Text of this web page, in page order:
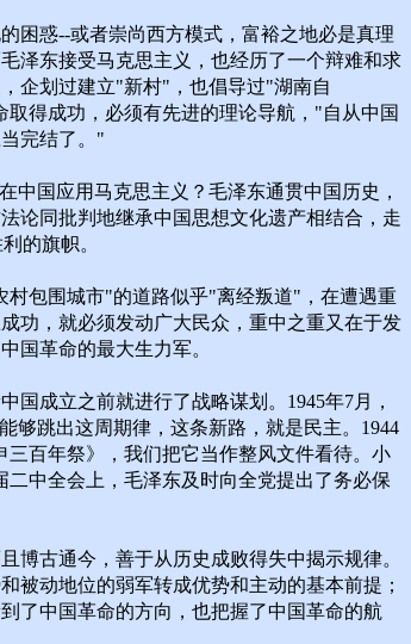
困惑--或者崇尚西方模式，富裕之地必是真理
泽东接受马克思主义，也经历了一个辩难和求
企划过建立"新村"，也倡导过"湖南自
得成功，必须有先进的理论导航，"自从中国
完结了。"
国应用马克思主义？毛泽东通贯中国历史，
论同批判地继承中国思想文化遗产相结合，走
的旗帜。
村包围城市"的道路似乎"离经叛道"，在遭遇重
功，就必须发动广大民众，重中之重又在于发
国革命的最大生力军。
成立之前就进行了战略谋划。1945年7月，
够跳出这周期律，这条新路，就是民主。1944
百年祭》，我们把它当作整风文件看待。小
中全会上，毛泽东及时向全党提出了务必保
博古通今，善于从历史成败得失中揭示规律。
被动地位的弱军转成优势和主动的基本前提；
了中国革命的方向，也把握了中国革命的航